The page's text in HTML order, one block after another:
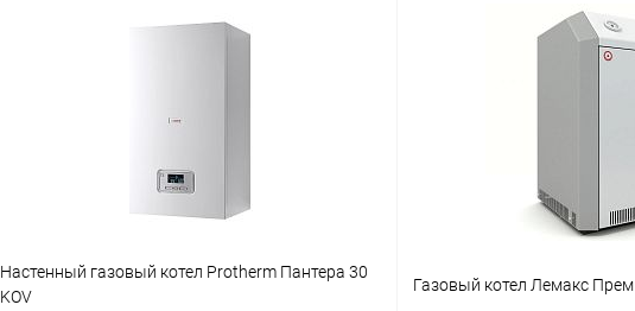
Настенный газовый котел Protherm Пантера 30
KОV
Газовый котел Лемакс